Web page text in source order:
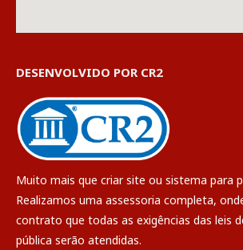
DESENVOLVIDO POR CR2
Muito mais que criar site ou sistema para
Realizamos uma assessoria completa,
contrato que todas as exigências das leis
pública serão atendidas.